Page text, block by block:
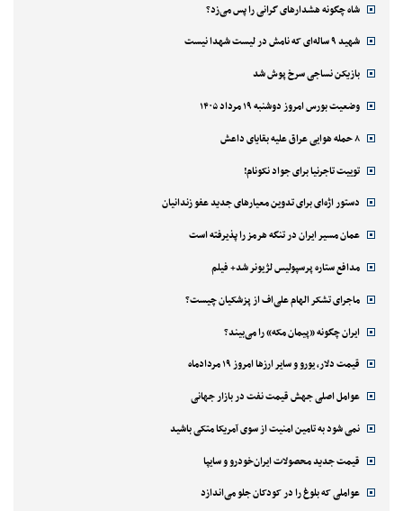
شاه چگونه هشدارهای گرانی را پس می‌زد؟
شهید ۹ ساله‌ای که نامش در لیست شهدا نیست
بازیکن نساجی سرخ پوش شد
وضعیت بورس امروز دوشنبه ۱۹ مرداد ۱۴۰۵
۸ حمله هوایی عراق علیه بقایای داعش
توییت تاجرنیا برای جواد نکونام!
دستور اژه‌ای برای تدوین معیارهای جدید عفو زندانیان
عمان مسیر ایران در تنگه هرمز را پذیرفته است
مدافع ستاره پرسپولیس لژیونر شد+ فیلم
ماجرای تشکر الهام علی‌اف از پزشکیان چیست؟
ایران چگونه «پیمان مکه» را می‌بیند؟
قیمت دلار، یورو و سایر ارزها امروز ۱۹ مردادماه
عوامل اصلی جهش قیمت نفت در بازار جهانی
نمی شود به تامین امنیت از سوی آمریکا متکی باشید
قیمت جدید محصولات ایران‌خودرو و سایپا
عواملی که بلوغ را در کودکان جلو می‌اندازد